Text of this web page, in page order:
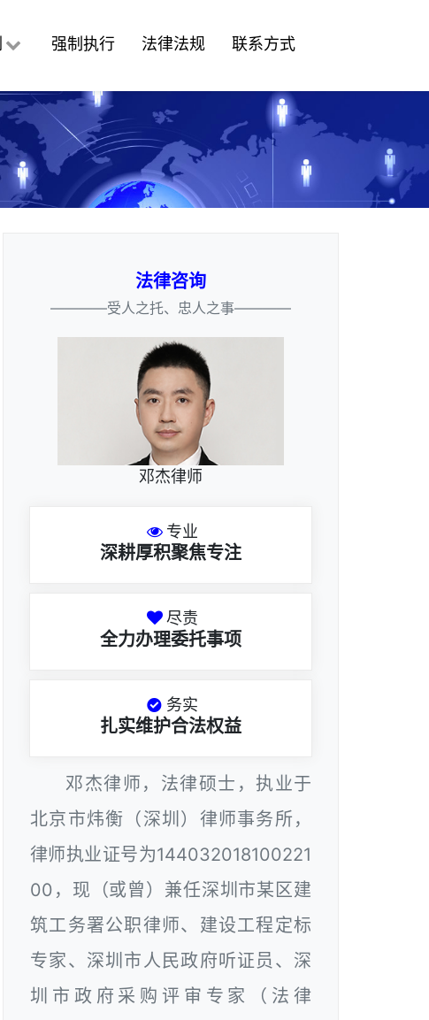
强制执行 法律法规 联系方式
法律咨询
————受人之托、忠人之事————
邓杰律师
专业
深耕厚积聚焦专注
尽责
全力办理委托事项
务实
扎实维护合法权益
邓杰律师，法律硕士，执业于
北京市炜衡（深圳）律师事务所，
律师执业证号为144032018100221
00，现（或曾）兼任深圳市某区建
筑工务署公职律师、建设工程定标
专家、深圳市人民政府听证员、深
圳市政府采购评审专家（法律